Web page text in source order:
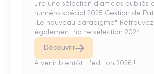
Lire une sélection d'articles publiés
numéro spécial 2025 Gestion de
"Le nouveau paradigme". Retrouvez
également notre sélection 2024.
Découvrir
A venir bientôt : l'édition 2026 !